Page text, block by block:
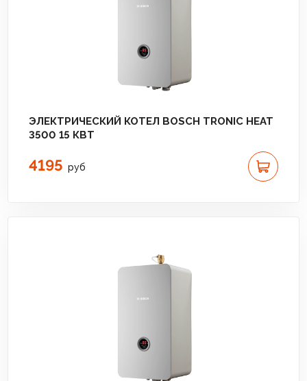
ЭЛЕКТРИЧЕСКИЙ КОТЕЛ BOSCH TRONIC HEAT
3500 15 КВТ
4195 руб